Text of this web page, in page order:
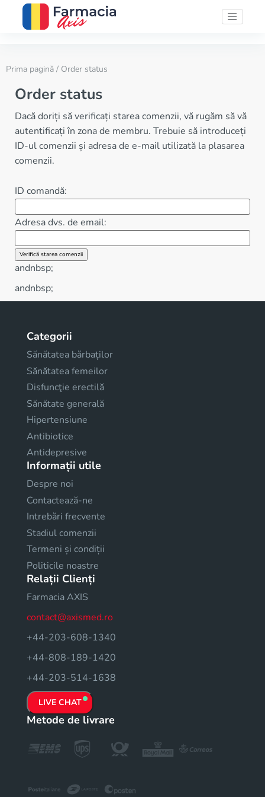
Prima pagină / Order status
Order status
Dacă doriți să verificați starea comenzii, vă rugăm să vă
autentificați în zona de membru. Trebuie să introduceți
ID-ul comenzii și adresa de e-mail utilizată la plasarea
comenzii.
ID comandă:
Adresa dvs. de email:
andnbsp;
andnbsp;
Categorii
Sănătatea bărbaților
Sănătatea femeilor
Disfuncţie erectilă
Sănătate generală
Hipertensiune
Antibiotice
Antidepresive
Informații utile
Despre noi
Contactează-ne
Intrebări frecvente
Stadiul comenzii
Termeni și condiții
Politicile noastre
Relații Clienți
Farmacia AXIS
contact@axismed.ro
+44-203-608-1340
+44-808-189-1420
+44-203-514-1638
LIVE CHAT
Metode de livrare